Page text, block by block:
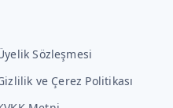
Sözleşmesi
ve Çerez Politikası